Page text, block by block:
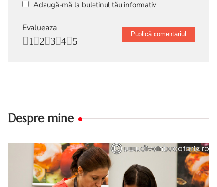
Adaugă-mă la buletinul tău informativ
Evalueaza
5
4
3
2
1
Despre mine